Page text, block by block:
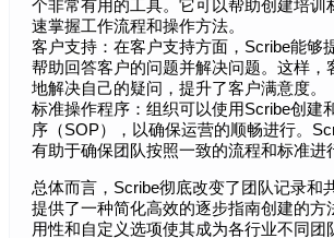
个非常有用的工具。它可以帮助创建培训
速掌握工作流程和操作方法。
客户支持：在客户支持方面，Scribe能够
帮助回答客户的问题并解决问题。这样，
地解决自己的疑问，提升了客户满意度。
标准操作程序：组织可以使用Scribe创建
序（SOP），以确保运营的顺畅进行。
有助于确保团队按照一致的流程和标准进
总体而言，Scribe彻底改变了团队记录和
提供了一种简化高效的逐步指南创建的方
用性和自定义选项使其成为各行业不同团